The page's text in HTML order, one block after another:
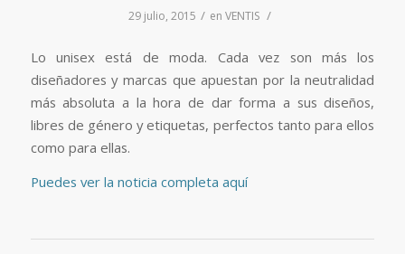
29 julio, 2015 / enVENTIS /
Lo unisex está de moda. Cada vez son más los
diseñadores y marcas que apuestan por la neutralidad
más absoluta a la hora de dar forma a sus diseños,
libres de género y etiquetas, perfectos tanto para ellos
como para ellas.
Puedes ver la noticia completa aquí